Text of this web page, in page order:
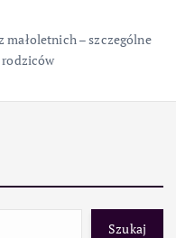
małoletnich – szczególne
Szukaj